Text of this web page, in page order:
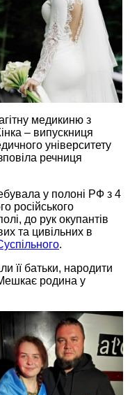
медикиню з
– випускниця
університету
речниця
у полоні РФ з 4
російського
до рук окупантів
та цивільних в
.
її батьки, народити
родина у